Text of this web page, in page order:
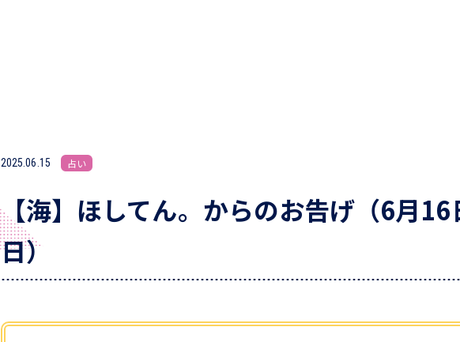
2025.06.15 占い
【海】ほしてん。からのお告げ（6月
日）